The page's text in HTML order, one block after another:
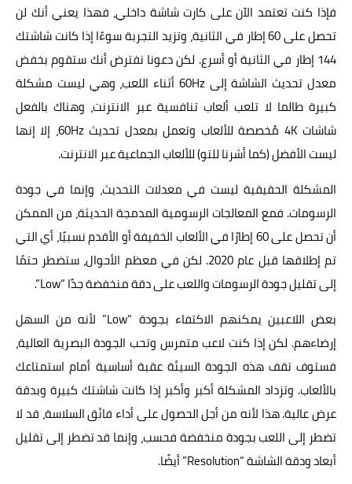
فإذا كنت تعتمد الآن على كارت شاشة داخلي، فهذا يعني أنك لن
تحصل على 60 إطار في الثانية، وتزيد التجربة سوءًا إذا كانت شاشتك
144 إطار في الثانية أو أسرع. لكن دعونا نفترض أنك ستقوم بخفض
معدل تحديث الشاشة إلى 60Hz أثناء اللعب، وهي ليست مشكلة
كبيرة طالما لا تلعب ألعاب تنافسية عبر الانترنت، وهناك بالفعل
شاشات 4K مُخصصة للألعاب وتعمل بمعدل تحديث 60Hz، إلا إنها
ليست الأفضل (كما أشرنا للتو) للألعاب الجماعية عبر الانترنت.
المشكلة الحقيقية ليست في معدلات التحديث، وإنما في جودة
الرسومات. فمع المعالجات الرسومية المدمجة الحديثة، من الممكن
أن تحصل على 60 إطارًا في الألعاب الخفيفة أو الأقدم نسبيًا، أي التي
تم إطلاقها قبل عام 2020. لكن في معظم الأحوال، ستضطر حتمًا
إلى تقليل جودة الرسومات واللعب على دقة منخفضة جدًا “Low”.
بعض اللاعبين يمكنهم الاكتفاء بجودة “Low” لأنه من السهل
إرضاءهم. لكن إذا كنت لاعب متمرس وتحب الجودة البصرية العالية،
فستوف تقف هذه الجودة السيئة عقبة أساسية أمام استمتاعك
بالألعاب. وتزداد المشكلة أكبر وأكبر إذا كانت شاشتك كبيرة وبدقة
عرض عالية. هذا لأنه من أجل الحصول على أداء فائق السلاسة، قد لا
تضطر إلى اللعب بجودة منخفضة فحسب، وإنما قد تضطر إلى تقليل
أبعاد ودقة الشاشة “Resolution” أيضًا.